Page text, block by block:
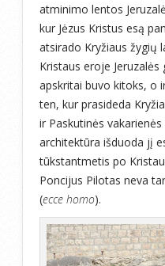
atminimo lentos
kur Jėzus Kristus esą
atsirado Kryžiaus žygių
Kristaus eroje
apskritai buvo kitoks, o
ten, kur prasideda
ir Paskutinės
architektūra išduoda jį
tūkstantmetis po
Poncijus Pilotas neva
(ecce homo).